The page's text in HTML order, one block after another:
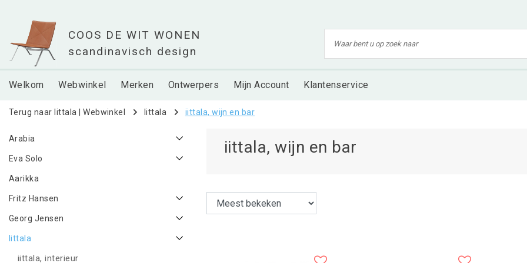
Welkom Webwinkel Merken Ontwerpers Mijn Account Klantenservice
Terug naar Iittala |Webwinkel Iittala iittala, wijn en bar
Arabia
Eva Solo
Aarikka
Fritz Hansen
Georg Jensen
Iittala
iittala, interieur
iittala, wijn en bar